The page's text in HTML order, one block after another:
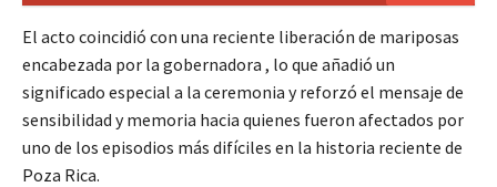
El acto coincidió con una reciente liberación de mariposas
encabezada por la gobernadora , lo que añadió un
significado especial a la ceremonia y reforzó el mensaje de
sensibilidad y memoria hacia quienes fueron afectados por
uno de los episodios más difíciles en la historia reciente de
Poza Rica.